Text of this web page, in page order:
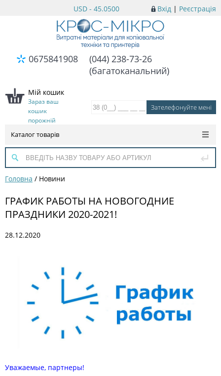
Вхід | Реєстрація
USD - 45.0500
0675841908
(044) 238-73-26
(багатоканальний)
Мій кошик
Зараз ваш
кошик
порожній
Каталог товарів
Головна / Новини
ГРАФИК РАБОТЫ НА НОВОГОДНИЕ
ПРАЗДНИКИ 2020-2021!
28.12.2020
Уважаемые, партнеры!